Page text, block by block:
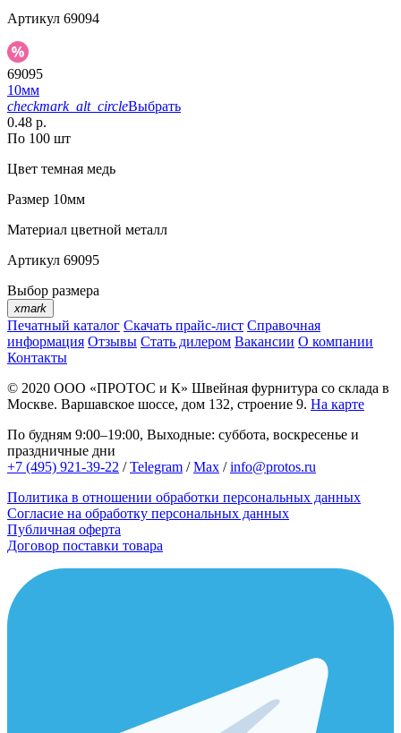
Артикул 69094
69095
10мм
checkmark_alt_circleВыбрать
0.48 р.
По 100 шт
Цвет темная медь
Размер 10мм
Материал цветной металл
Артикул 69095
Выбор размера
xmark
Печатный каталог Скачать прайс-лист Справочная
информация Отзывы Стать дилером Вакансии О компании
Контакты
© 2020 ООО «ПРОТОС и К» Швейная фурнитура со склада в
Москве. Варшавское шоссе, дом 132, строение 9. На карте
По будням 9:00–19:00, Выходные: суббота, воскресенье и
праздничные дни
+7 (495) 921-39-22 /Telegram /Max /info@protos.ru
Политика в отношении обработки персональных данных
Согласие на обработку персональных данных
Публичная оферта
Договор поставки товара